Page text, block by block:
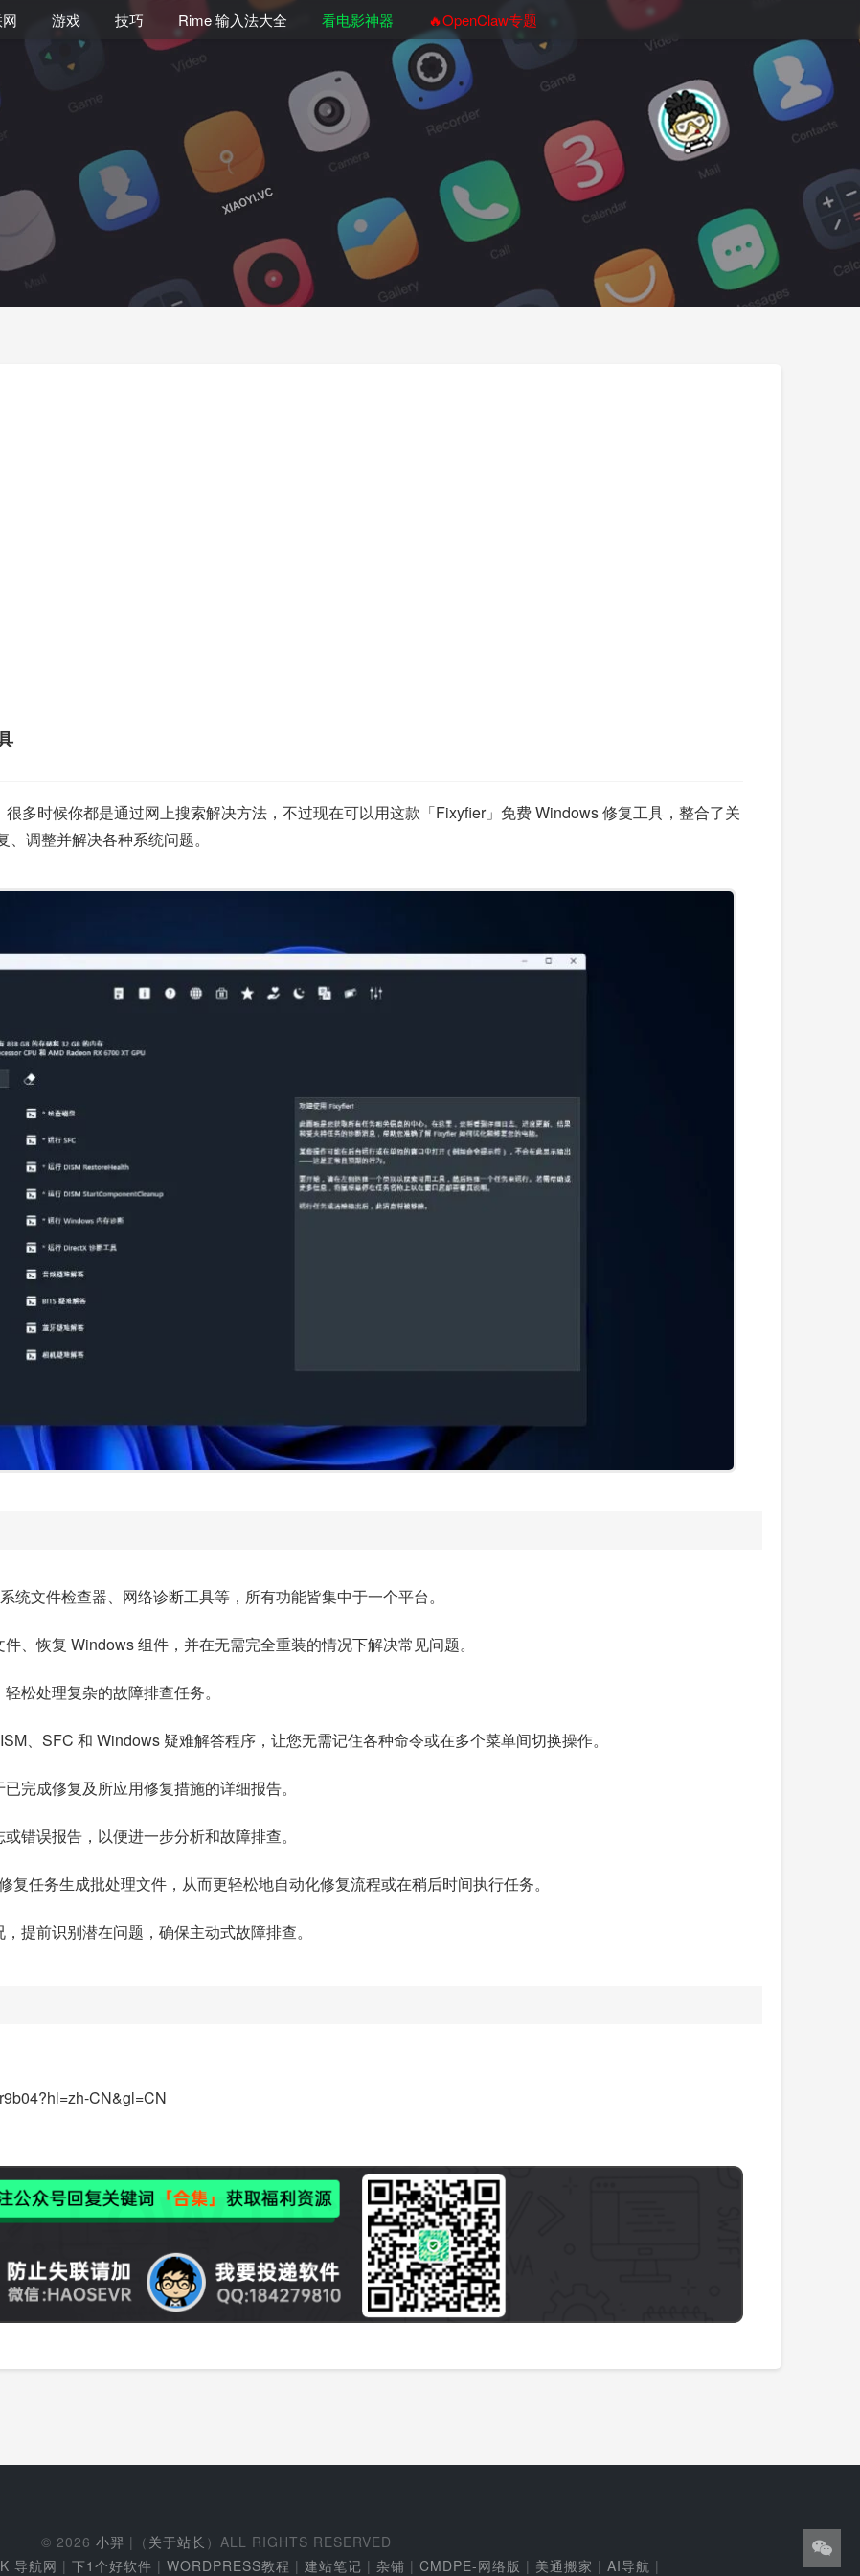
游戏 技巧 Rime 输入法大全 看电影神器 🔥OpenClaw专题
多时候你都是通过网上搜索解决方法，不过现在可以用这款「Fixyfier」免费 Windows 修复工具，整合了关
调整并解决各种系统问题。
统文件检查器、网络诊断工具等，所有功能皆集中于一个平台。
、恢复 Windows 组件，并在无需完全重装的情况下解决常见问题。
松处理复杂的故障排查任务。
、SFC 和 Windows 疑难解答程序，让您无需记住各种命令或在多个菜单间切换操作。
完成修复及所应用修复措施的详细报告。
错误报告，以便进一步分析和故障排查。
任务生成批处理文件，从而更轻松地自动化修复流程或在稍后时间执行任务。
提前识别潜在问题，确保主动式故障排查。
CN&gl=CN
© 2026 小羿 |（ 关于站长 ）ALL RIGHTS RESERVED
导航网 | 下1个好软件 | WORDPRESS教程 | 建站笔记 | 杂铺 | CMDPE-网络版 | 美通搬家 | AI导航 |